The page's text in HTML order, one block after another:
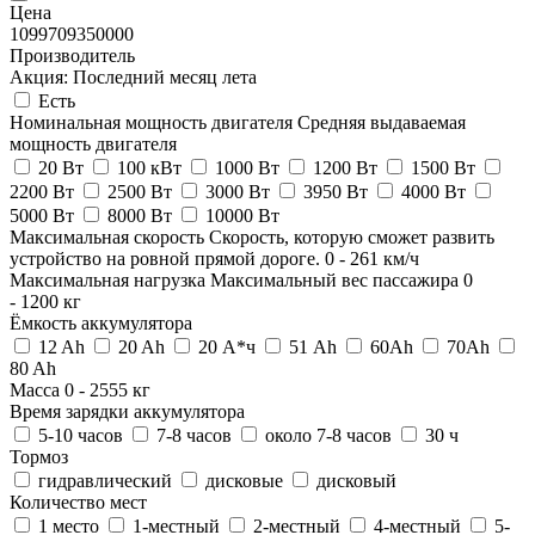
Цена
1099709350000
Производитель
Акция: Последний месяц лета
Есть
Номинальная мощность двигателя Средняя выдаваемая
мощность двигателя
20 Вт
100 кВт 1000 Вт 1200 Вт
1500 Вт
2200 Вт
2500 Вт 3000 Вт 3950 Вт
4000 Вт
5000 Вт
8000 Вт
10000 Вт
Максимальная скорость Скорость, которую сможет развить
устройство на ровной прямой дороге. 0 - 261 км/ч
Максимальная нагрузка Максимальный вес пассажира 0
- 1200 кг
Ёмкость аккумулятора
12 Ah
20 Ah 20 А*ч 51 Ah 60Ah
70Ah
80 Ah
Масса 0 - 2555 кг
Время зарядки аккумулятора
5-10 часов
7-8 часов около 7-8 часов
30 ч
Тормоз
гидравлический
дисковые
дисковый
Количество мест
1 место
1-местный 2-местный 4-местный
5-